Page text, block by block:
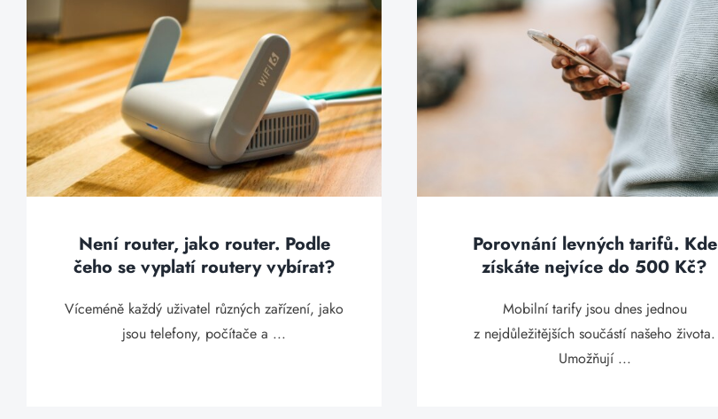
Není router, jako router. Podle
čeho se vyplatí routery vybírat?
Víceméně každý uživatel různých zařízení, jako
jsou telefony, počítače a ...
Porovnání levných tarifů. Kde
získáte nejvíce do 500 Kč?
Mobilní tarify jsou dnes jednou
z nejdůležitějších součástí našeho života.
Umožňují ...